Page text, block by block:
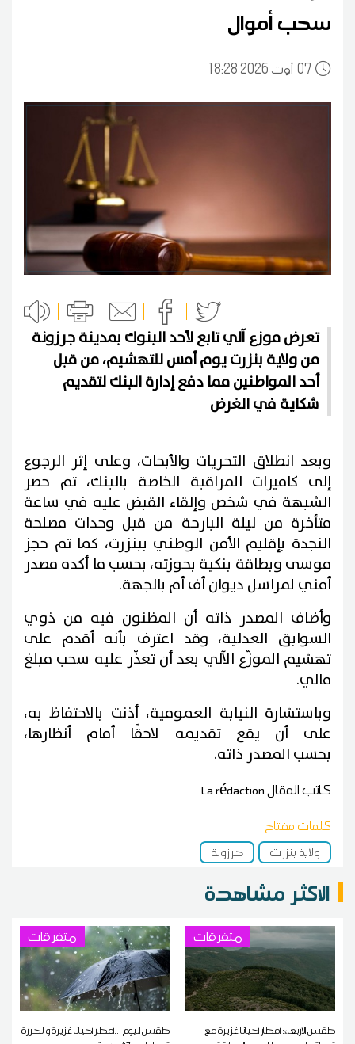
سحب أموال
0718:28 2026 أوت
تعرض موزع آلي تابع لأحد البنوك بمدينة جرزونة
من ولاية بنزرت يوم أمس للتهشيم، من قبل
أحد المواطنين مما دفع إدارة البنك لتقديم
شكاية في الغرض
وبعد انطلاق التحريات والأبحاث، وعلى إثر الرجوع
إلى كاميرات المراقبة الخاصة بالبنك، تم حصر
الشبهة في شخص وإلقاء القبض عليه في ساعة
متأخرة من ليلة البارحة من قبل وحدات مصلحة
النجدة بإقليم الأمن الوطني ببنزرت، كما تم حجز
موسى وبطاقة بنكية بحوزته، بحسب ما أكده مصدر
أمني لمراسل ديوان أف أم بالجهة.
وأضاف المصدر ذاته أن المظنون فيه من ذوي
السوابق العدلية، وقد اعترف بأنه أقدم على
تهشيم الموزّع الآلي بعد أن تعذّر عليه سحب مبلغ
مالي.
وباستشارة النيابة العمومية، أذنت بالاحتفاظ به،
على أن يقع تقديمه لاحقًا أمام أنظارها،
بحسب المصدر ذاته.
كاتب المقالLa rédaction
كلمات مفتاح
ولاية بنزرت
جرزونة
الاكثر مشاهدة
متفرقات
طقس الاربعاء: أمطار أحيانا غزيرة مع
متفرقات
طقس اليوم ...أمطار أحيانا غزيرة و الحرارة